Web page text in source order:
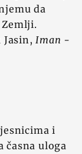
da
Jasin,Iman -
i
časna uloga